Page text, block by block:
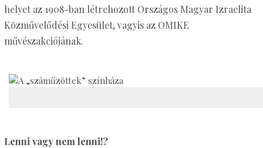
helyet az 1908-ban létrehozott Országos Magyar Izraelita
Közművelődési Egyesület, vagyis az OMIKE
művészakciójának.
Lenni vagy nem lenni!?